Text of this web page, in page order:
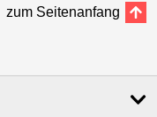
zum Seitenanfang